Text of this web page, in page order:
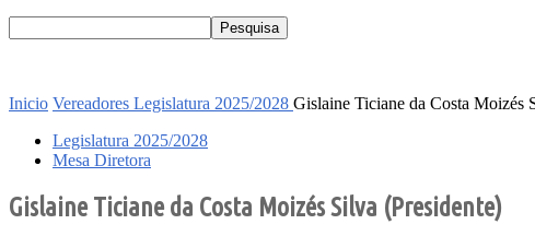
Inicio Vereadores Legislatura 2025/2028 Gislaine Ticiane da Costa Moizés
Legislatura 2025/2028
Mesa Diretora
Gislaine Ticiane da Costa Moizés Silva (Presidente)